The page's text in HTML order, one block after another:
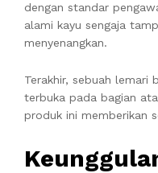
dengan standar
alami kayu sengaja
menyenangkan.
Terakhir, sebuah
terbuka pada bagian
produk ini memberikan